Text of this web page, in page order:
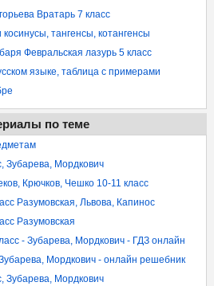
Вратарь 7 класс
тангенсы, котангенсы
Февральская лазурь 5 класс
языке, таблица с примерами
по теме
Зубарева, Мордкович
Крючков, Чешко 10-11 класс
Разумовская, Львова, Капинос
Разумовская
- Зубарева, Мордкович - ГДЗ онлайн
Мордкович - онлайн решебник
Зубарева, Мордкович